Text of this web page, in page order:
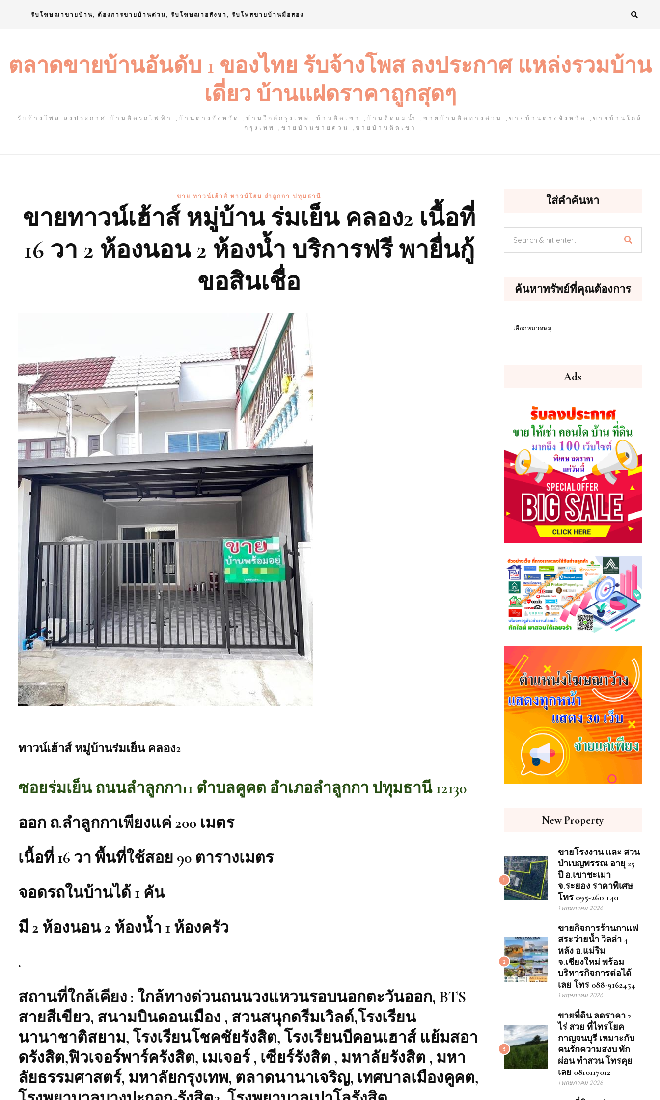
รับโฆษณาขายบ้าน, ต้องการขายบ้านด่วน, รับโฆษณาอสังหา, รับโพสขายบ้านมือสอง
ตลาดขายบ้านอันดับ 1 ของไทย รับจ้างโพส ลงประกาศ แหล่งรวมบ้าน
เดี่ยว บ้านแฝดราคาถูกสุดๆ
รับจ้างโพส ลงประกาศ บ้านติดรถไฟฟ้า ,บ้านต่างจังหวัด ,บ้านใกล้กรุงเทพ ,บ้านติดเขา ,บ้านติดแม่น้ำ ,ขายบ้านติดทางด่วน ,ขายบ้านต่างจังหวัด ,ขายบ้านใกล้
กรุงเทพ ,ขายบ้านขายด่วน ,ขายบ้านติดเขา
ขาย ทาวน์เฮ้าส์ ทาวน์โฮม ลำลูกกา ปทุมธานี
ขายทาวน์เฮ้าส์ หมู่บ้าน ร่มเย็น คลอง2 เนื้อที่
16 วา 2 ห้องนอน 2 ห้องน้ำ บริการฟรี พายื่นกู้
ขอสินเชื่อ
.
ทาวน์เฮ้าส์ หมู่บ้านร่มเย็น คลอง2
ซอยร่มเย็น ถนนลำลูกกา11 ตำบลคูคต อำเภอลำลูกกา ปทุมธานี 12130
ออก ถ.ลำลูกกาเพียงแค่ 200 เมตร
เนื้อที่ 16 วา พื้นที่ใช้สอย 90 ตารางเมตร
จอดรถในบ้านได้ 1 คัน
มี 2 ห้องนอน 2 ห้องน้ำ 1 ห้องครัว
.
สถานที่ใกล้เคียง : ใกล้ทางด่วนถนนวงแหวนรอบนอกตะวันออก, BTS
สายสีเขียว, สนามบินดอนเมือง , สวนสนุกดรีมเวิลด์,โรงเรียน
นานาชาติสยาม, โรงเรียนโชคชัยรังสิต, โรงเรียนบีคอนเฮาส์ แย้มสอา
ดรังสิต,ฟิวเจอร์พาร์ครังสิต, เมเจอร์ , เซียร์รังสิต , มหาลัยรังสิต , มหา
ลัยธรรมศาสตร์, มหาลัยกรุงเทพ, ตลาดนานาเจริญ, เทศบาลเมืองคูคต,
ใส่คำค้นหา
ค้นหาทรัพย์ที่คุณต้องการ
เลือกหมวดหมู่
Ads
New Property
1
ขายโรงงาน และ สวน
ป่าเบญพรรณ อายุ 25
ปี อ.เขาชะเมา
จ.ระยอง ราคาพิเศษ
โทร 095-2601140
1 พฤษภาคม 2026
2
ขายกิจการร้านกาแฟ
สระว่ายน้ำ วิลล่า 4
หลัง อ.แม่ริม
จ.เชียงใหม่ พร้อม
บริหารกิจการต่อได้
เลย โทร 088-9162454
1 พฤษภาคม 2026
3
ขายที่ดิน ลดราคา 2
ไร่ สวย ที่ไทรโยค
กาญจนบุรี เหมาะกับ
คนรักความสงบ พัก
ผ่อน ทำสวน โทรคุย
เลย 0810117012
1 พฤษภาคม 2026